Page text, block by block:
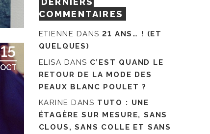
15
OCT
COMMENTAIRES
ETIENNE DANS21 ANS… ! (ET
QUELQUES)
ELISA DANS C’EST QUAND LE
RETOUR DE LA MODE DES
PEAUX BLANC POULET ?
KARINE DANS TUTO : UNE
ÉTAGÈRE SUR MESURE, SANS
CLOUS, SANS COLLE ET SANS